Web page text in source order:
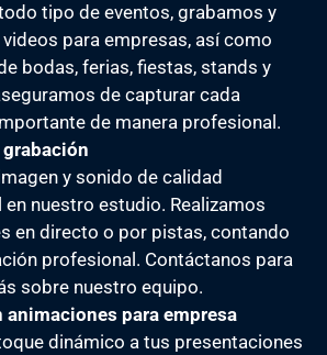
tipo de eventos, grabamos y
para empresas, así como
bodas, ferias, fiestas, stands y
de capturar cada
de manera profesional.
y sonido de calidad
nuestro estudio. Realizamos
en directo o por pistas, contando
profesional. Contáctanos para
sobre nuestro equipo.
animaciones para empresa
dinámico a tus presentaciones